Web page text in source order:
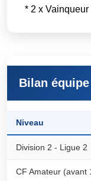
* 2 x
Bilan
Niveau
Division 2 - Ligue 2
CF Amateur (avant